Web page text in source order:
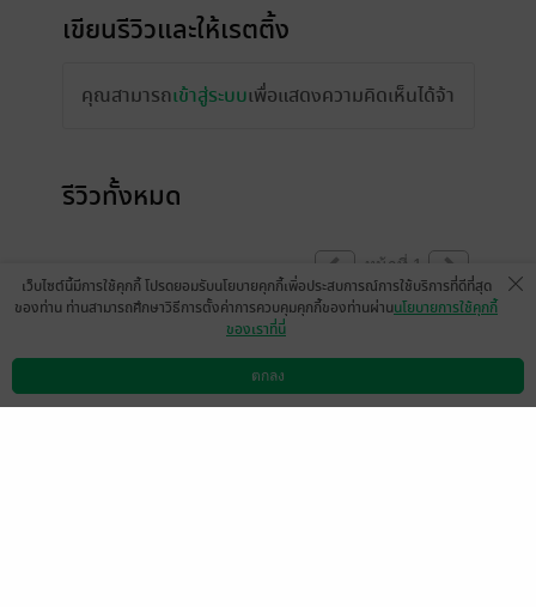
เขียนรีวิวและให้เรตติ้ง
คุณสามารถเข้าสู่ระบบเพื่อแสดงความคิดเห็นได้จ้า
รีวิวทั้งหมด
หน้าที่ 1
15 ก.ค. 25667:5 น.
ดาวน์โหลดแอป วิธีการใช้งาน ติดต่อเรา
เว็บไซต์นี้มีการใช้คุกกี้ โปรดยอมรับนโยบายคุกกี้เพื่อประสบการณ์การใช้บริการที่ดีที่สุด
ของท่าน ท่านสามารถศึกษาวิธีการตั้งค่าการควบคุมคุกกี้ของท่านผ่านนโยบายการใช้คุกกี้
ของเราที่นี่
ตกลง